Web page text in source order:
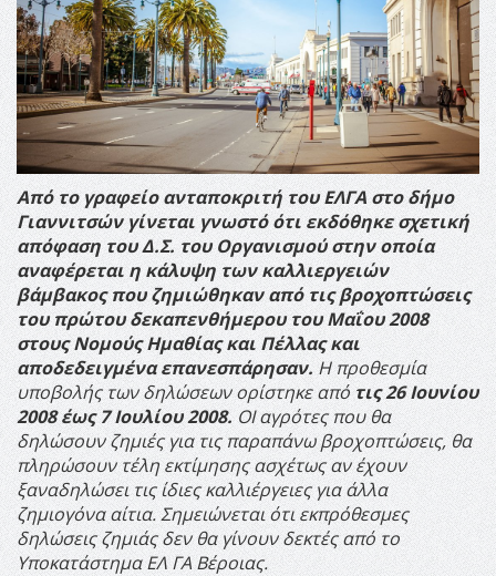
Από το γραφείο ανταποκριτή του ΕΛΓΑ στο δήμο
Γιαννιτσών γίνεται γνωστό ότι εκδόθηκε σχετική
απόφαση του Δ.Σ. του Οργανισμού στην οποία
αναφέρεται η κάλυψη των καλλιεργειών
βάμβακος που ζημιώθηκαν από τις βροχοπτώσεις
του πρώτου δεκαπενθήμερου του Μαΐου 2008
στους Νομούς Ημαθίας και Πέλλας και
αποδεδειγμένα επανεσπάρησαν. Η προθεσμία
υποβολής των δηλώσεων ορίστηκε από τις 26 Ιουνίου
2008 έως 7 Ιουλίου 2008. ΟΙ αγρότες που θα
δηλώσουν ζημιές για τις παραπάνω βροχοπτώσεις, θα
πληρώσουν τέλη εκτίμησης ασχέτως αν έχουν
ξαναδηλώσει τις ίδιες καλλιέργειες για άλλα
ζημιογόνα αίτια.Σημειώνεται ότι εκπρόθεσμες
δηλώσεις ζημιάς δεν θα γίνουν δεκτές από το
Υποκατάστημα ΕΛ ΓΑ Βέροιας.